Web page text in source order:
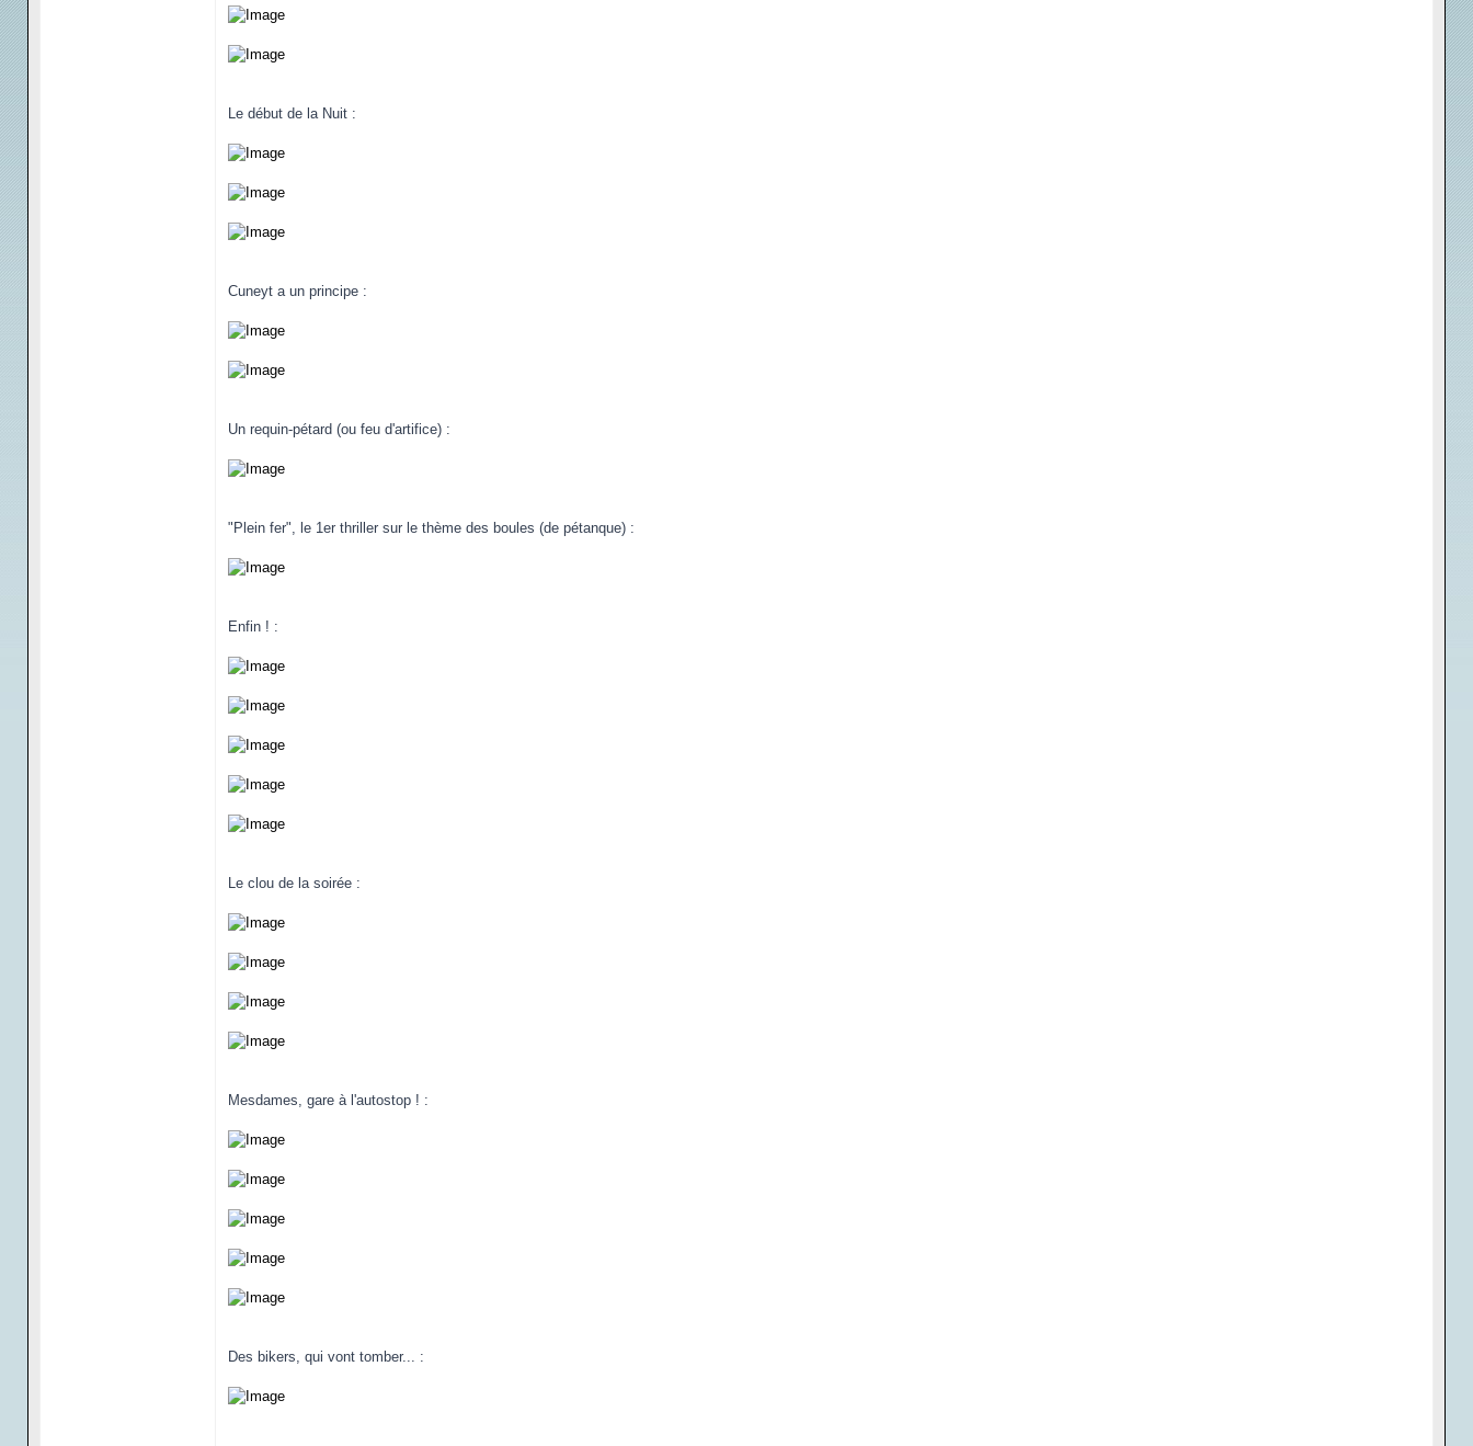
Le début de la Nuit :
Cuneyt a un principe :
Un requin-pétard (ou feu d'artifice) :
"Plein fer", le 1er thriller sur le thème des boules (de pétanque) :
Enfin ! :
Le clou de la soirée :
Mesdames, gare à l'autostop ! :
Des bikers, qui vont tomber... :